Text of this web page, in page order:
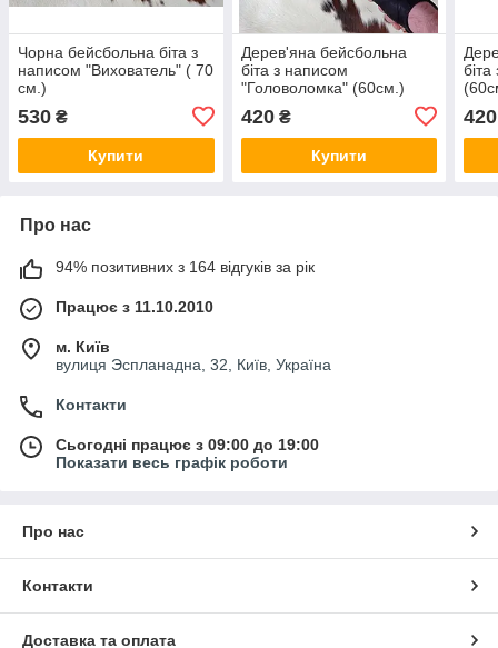
Чорна бейсбольна біта з
написом "Вихователь" ( 70
см.)
530 ₴
Купити
Дерев'яна бейсбольна
біта з написом
"Головоломка" (60см.)
420₴
Купити
420
Про нас
94% позитивних з 164 відгуків за рік
Працює з 11.10.2010
м. Київ
вулиця Эспланадна, 32, Київ, Україна
Контакти
Сьогодні працює з 09:00 до 19:00
Показати весь графік роботи
Про нас
Контакти
Доставка та оплата